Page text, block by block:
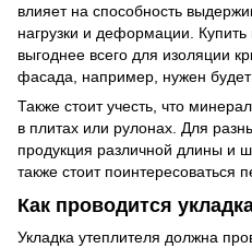
влияет на способность
нагрузки и деформации. Купить
выгоднее всего для изоляции
фасада, например, нужен
Также стоит учесть, что
в плитах или рулонах. Для
продукция различной длины и
также стоит поинтересоваться
Как проводится
Укладка утеплителя должна